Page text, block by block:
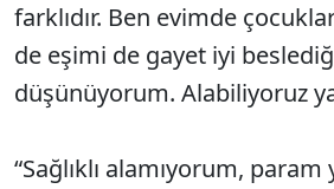
farklıdır. Ben evimde
de eşimi de gayet iyi
düşünüyorum. Alabiliyoruz
“Sağlıklı alamıyorum,